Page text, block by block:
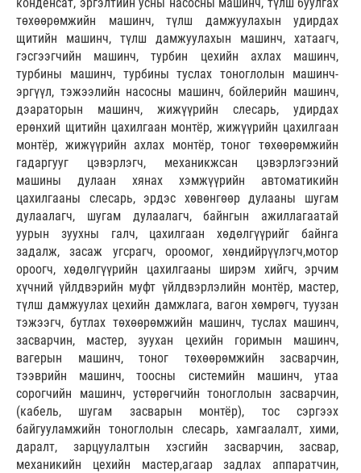
төхөөрөмжийн машинч, түлш дамжуулахын удирдах
щитийн машинч, түлш дамжуулахын машинч, хатаагч,
гэсгээгчийн машинч, турбин цехийн ахлах машинч,
турбины машинч, турбины туслах тоноглолын машинч-
эргүүл, тэжээлийн насосны машинч, бойлерийн машинч,
дэараторын машинч, жижүүрийн слесарь, удирдах
ерөнхий щитийн цахилгаан монтёр, жижүүрийн цахилгаан
монтёр, жижүүрийн ахлах монтёр, тоног төхөөрөмжийн
гадаргууг цэвэрлэгч, механикжсан цэвэрлэгээний
машины дулаан хянах хэмжүүрийн автоматикийн
цахилгааны слесарь, эрдэс хөвөнгөөр дулааны шугам
дулаалагч, шугам дулаалагч, байнгын ажиллагаатай
уурын зуухны галч, цахилгаан хөдөлгүүрийг байнга
задалж, засаж угсрагч, ороомог, хөндийрүүлэгч,мотор
ороогч, хөдөлгүүрийн цахилгааны ширэм хийгч, эрчим
хүчний үйлдвэрийн муфт үйлдвэрлэлийн монтёр, мастер,
түлш дамжуулах цехийн дамжлага, вагон хөмрөгч, туузан
тэжээгч, бутлах төхөөрөмжийн машинч, туслах машинч,
засварчин, мастер, зуухан цехийн горимын машинч,
вагерын машинч, тоног төхөөрөмжийн засварчин,
тээврийн машинч, тоосны системийн машинч, утаа
сорогчийн машинч, устөрөгчийн тоноглолын засварчин,
(кабель, шугам засварын монтёр), тос сэргээх
байгууламжийн тоноглолын слесарь, хамгаалалт, хими,
даралт, зарцуулалтын хэсгийн засварчин, засвар,
механикийн цехийн мастер,агаар задлах аппаратчин,